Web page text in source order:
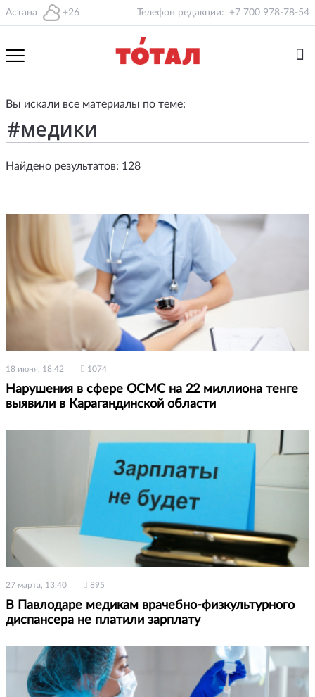
Астана +26 Телефон редакции: +7 700 978-78-54
Вы искали все материалы по теме:
Найдено результатов: 128
18 июня, 18:42 1074
Нарушения в сфере ОСМС на 22 миллиона тенге
выявили в Карагандинской области
27 марта, 13:40 895
В Павлодаре медикам врачебно-физкультурного
диспансера не платили зарплату